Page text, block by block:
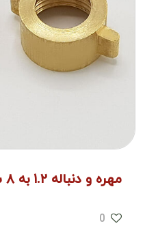
مهره و دنباله ۱.۲ به ۸ سمپاش خروسکی
0